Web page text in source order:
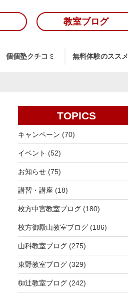
教室ブログ
個個塾クチコミ 無料体験のススメ
TOPICS
キャンペーン (70)
イベント (52)
お知らせ(75)
講習・講座 (18)
枚方中宮教室ブログ(180)
枚方御殿山教室ブログ(186)
山科教室ブログ(275)
東野教室ブログ(329)
椥辻教室ブログ(242)